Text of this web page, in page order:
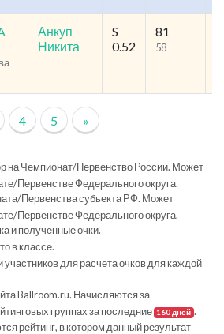
Анкуп
Никита
S
0.52
81
58
4 5 »
на Чемпионат/Первенство России. Может
Первенстве Федерального округа.
Первенства субьекта РФ. Может
Первенстве Федерального округа.
и полученные очки.
в классе.
участников для расчета очков для каждой
Ballroom.ru. Начисляются за
группах за последние 160 дней .
рейтинг, в котором данный результат